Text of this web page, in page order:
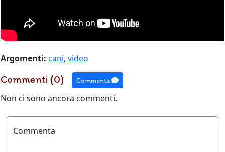
Argomenti: cani, video
Commenti (0) Commenta
Non ci sono ancora commenti.
Commenta